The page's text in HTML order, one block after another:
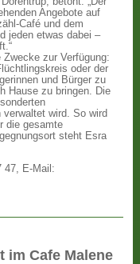
Angebote auf
Café und dem
jeden etwas dabei –
zur Verfügung:
oder der
und Bürger zu
Hause zu bringen. Die
verwaltet wird. So wird
die gesamte
steht Esra
47, E-Mail:
im Cafe Malene